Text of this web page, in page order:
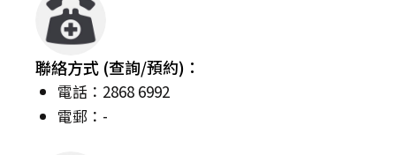
聯絡方式 (查詢/預約)：
電話：2868 6992
電郵：-